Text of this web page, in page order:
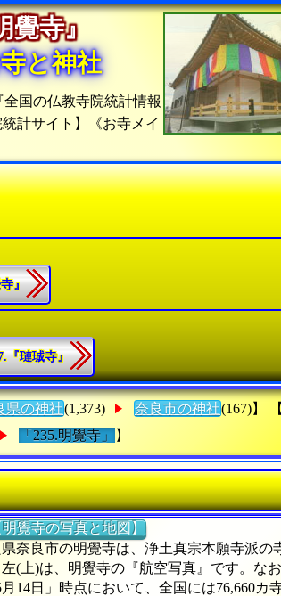
覺寺』
と神社
全国の仏教寺院統計情報
計サイト】《お寺メイ
』
『璉珹寺』
県の神社(1,373) 奈良市の神社(167)】 【
「235.明覺寺」 】
明覺寺の写真と地図】
奈良市の明覺寺は、浄土真宗本願寺派の
(上)は、明覺寺の『航空写真』です。な
14日」時点において、全国には76,660カ